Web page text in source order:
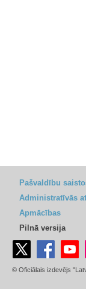
Pašvaldību
Administratīvās
Apmācības
Pilnā versija
© Oficiālais izdevējs